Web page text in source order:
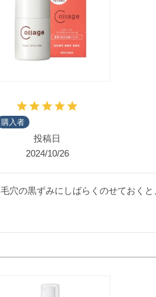
購入者
投稿日
2024/10/26
毛穴の黒ずみにしばらくのせておくと